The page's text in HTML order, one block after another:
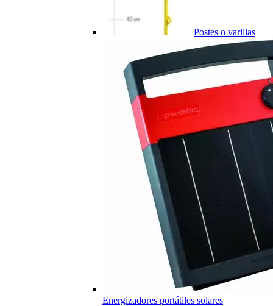
Postes o varillas
Energizadores portátiles solares